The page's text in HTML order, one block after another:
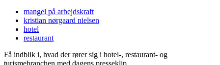
mangel på arbejdskraft
kristian nørgaard nielsen
hotel
restaurant
Få indblik i, hvad der rører sig i hotel-, restaurant- og